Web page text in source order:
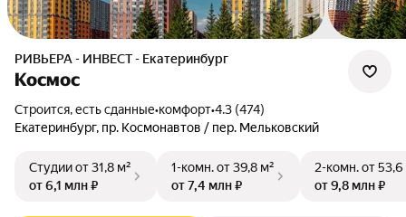
РИВЬЕРА - ИНВЕСТ - Екатеринбург
Космос
Строится, есть сданные•комфорт•4.3 (474)
Екатеринбург, пр. Космонавтов / пер. Мельковский
Студииот 31,8 м²
от 6,1 млн ₽
1-комн.от 39,8 м²
от 7,4 млн ₽
2-комн.от 53,6
от 9,8 млн ₽